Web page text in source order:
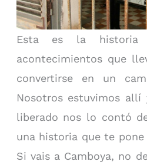
Esta es la historia
acontecimientos que
convertirse en un
Nosotros estuvimos
liberado nos lo contó
una historia que te
Si vais a Camboya, no